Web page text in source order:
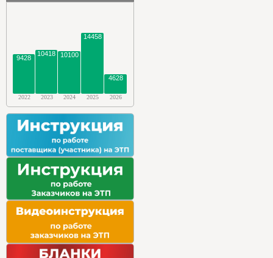
9428
10418 10100
14458
4628
2022 2023 2024 2025 2026